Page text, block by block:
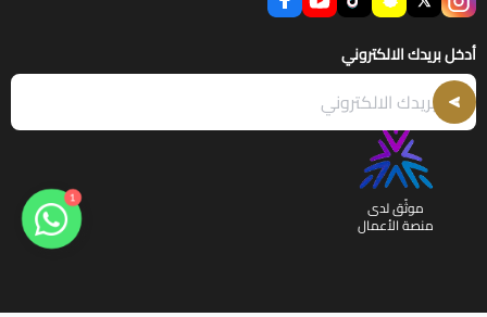
أدخل بريدك الالكتروني
موثّق لدى
منصة الأعمال
1